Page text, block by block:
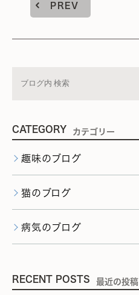
PREV
CATEGORY カテゴリー
趣味のブログ
猫のブログ
病気のブログ
RECENT POSTS 最近の投稿